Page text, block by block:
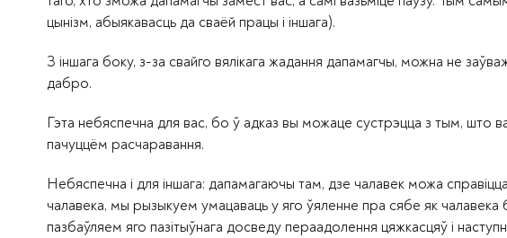
цынізм, абыякавасць да сваёй працы і іншага).
З іншага боку, з-за свайго вялікага жадання дапамагчы, можна не
дабро.
Гэта небяспечна для вас, бо ў адказ вы можаце сустрэцца з тым, што
пачуццём расчаравання.
Небяспечна і для іншага: дапамагаючы там, дзе чалавек можа
чалавека, мы рызыкуем умацаваць у яго ўяленне пра сябе як
пазбаўляем яго пазітыўнага досведу пераадолення цяжкасцяў і